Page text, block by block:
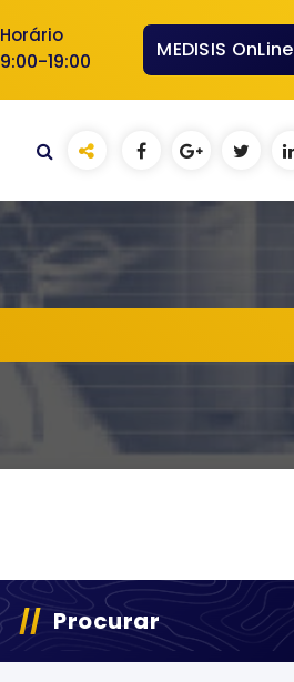
Horário
9:00-19:00 MEDISIS OnLine
Procurar